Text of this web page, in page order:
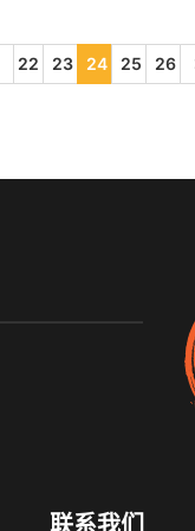
22 23 24 25 26
联系我们